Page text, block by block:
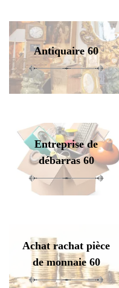
Antiquaire 60
Entreprise de
débarras 60
Achat rachat pièce
de monnaie 60